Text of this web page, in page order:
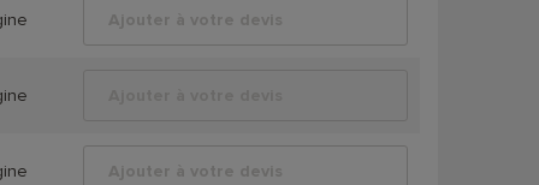
Ajouter à votre devis
Ajouter à votre devis